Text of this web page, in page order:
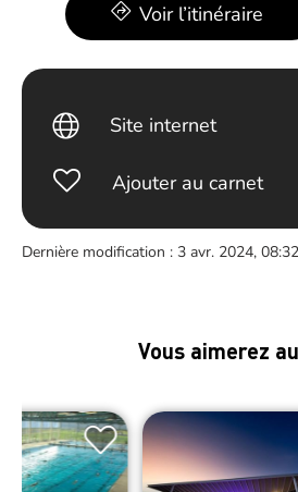
Voir l’itinéraire
Site internet
Ajouter au carnet
Dernière modification : 3 avr. 2024,
Vous aimerez